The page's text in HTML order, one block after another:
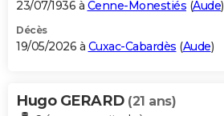
23/07/1936 à Cenne-Monestiés (Aude)
Décès
19/05/2026 à Cuxac-Cabardès (Aude)
Hugo GERARD (21 ans)